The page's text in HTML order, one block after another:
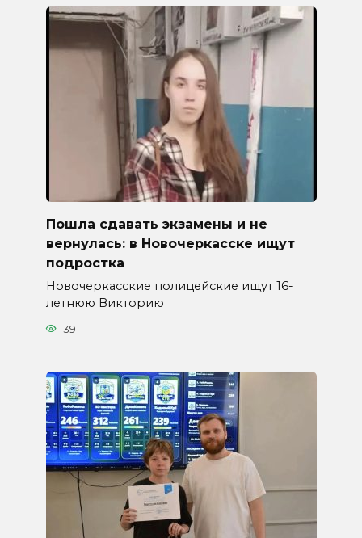
Пошла сдавать экзамены и не
вернулась: в Новочеркасске ищут
подростка
Новочеркасские полицейские ищут 16-
летнюю Викторию
39